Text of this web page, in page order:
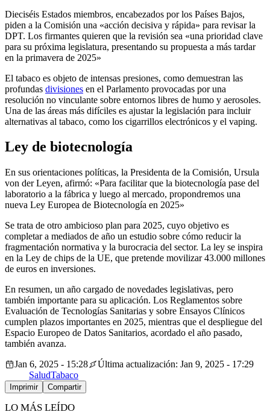
Dieciséis Estados miembros, encabezados por los Países Bajos,
piden a la Comisión una «acción decisiva y rápida» para revisar la
DPT. Los firmantes quieren que la revisión sea «una prioridad clave
para su próxima legislatura, presentando su propuesta a más tardar
en la primavera de 2025»
El tabaco es objeto de intensas presiones, como demuestran las
profundas divisiones en el Parlamento provocadas por una
resolución no vinculante sobre entornos libres de humo y aerosoles.
Una de las áreas más difíciles es ajustar la legislación para incluir
alternativas al tabaco, como los cigarrillos electrónicos y el vaping.
Ley de biotecnología
En sus orientaciones políticas, la Presidenta de la Comisión, Ursula
von der Leyen, afirmó: «Para facilitar que la biotecnología pase del
laboratorio a la fábrica y luego al mercado, propondremos una
nueva Ley Europea de Biotecnología en 2025»
Se trata de otro ambicioso plan para 2025, cuyo objetivo es
completar a mediados de año un estudio sobre cómo reducir la
fragmentación normativa y la burocracia del sector. La ley se inspira
en la Ley de chips de la UE, que pretende movilizar 43.000 millones
de euros en inversiones.
En resumen, un año cargado de novedades legislativas, pero
también importante para su aplicación. Los Reglamentos sobre
Evaluación de Tecnologías Sanitarias y sobre Ensayos Clínicos
cumplen plazos importantes en 2025, mientras que el despliegue del
Espacio Europeo de Datos Sanitarios, acordado el año pasado,
también avanza.
Jan 6, 2025 - 15:28
Última actualización: Jan 9, 2025 - 17:29
SaludTabaco
Imprimir Compartir
LO MÁS LEÍDO